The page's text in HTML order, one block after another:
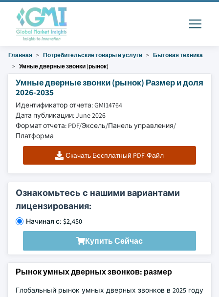
Главная Потребительские товары и услуги
Бытовая техника
Умные дверные звонки (рынок)
Умные дверные звонки (рынок) Размер и доля
2026-2035
Идентификатор отчета: GMI14764
Дата публикации: June 2026
Формат отчета: PDF/Эксель/Панель управления/
Платформа
Скачать Бесплатный PDF-Файл
Ознакомьтесь с нашими вариантами
лицензирования:
Начиная с: $2,450
Купить Сейчас
Рынок умных дверных звонков: размер
Глобальный рынок умных дверных звонков в 2025 году